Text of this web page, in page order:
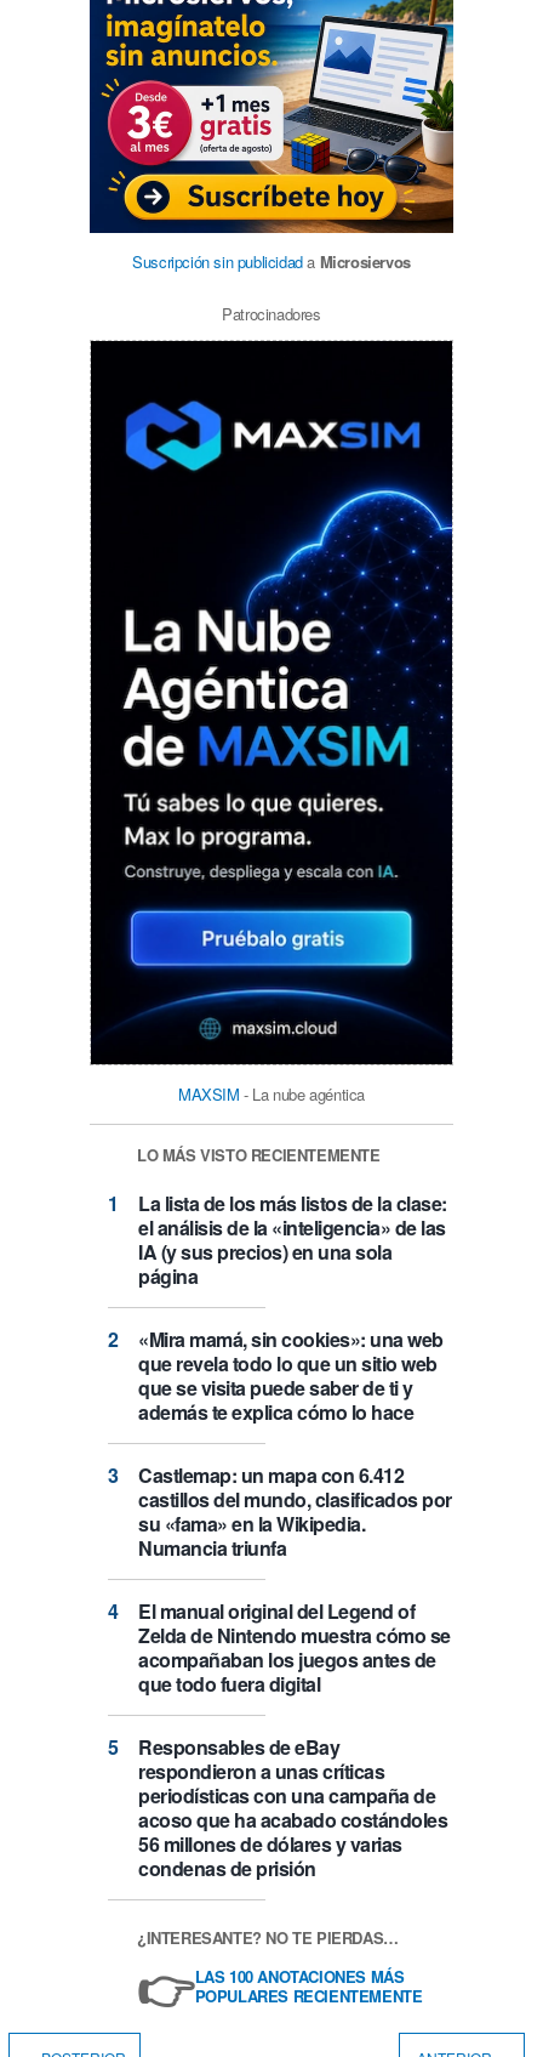
Suscripción sin publicidada Microsiervos
Patrocinadores
MAXSIM - La nube agéntica
LO MÁS VISTO RECIENTEMENTE
La lista de los más listos de la clase:
el análisis de la «inteligencia» de las
IA (y sus precios) en una sola
página
«Mira mamá, sin cookies»: una web
que revela todo lo que un sitio web
que se visita puede saber de ti y
además te explica cómo lo hace
Castlemap: un mapa con 6.412
castillos del mundo, clasificados por
su «fama» en la Wikipedia.
Numancia triunfa
El manual original del Legend of
Zelda de Nintendo muestra cómo se
acompañaban los juegos antes de
que todo fuera digital
Responsables de eBay
respondieron a unas críticas
periodísticas con una campaña de
acoso que ha acabado costándoles
56 millones de dólares y varias
condenas de prisión
¿INTERESANTE? NO TE PIERDAS…
👉LAS 100 ANOTACIONES MÁS
POPULARES RECIENTEMENTE